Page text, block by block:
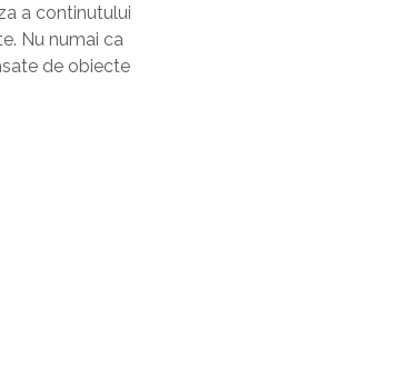
a continutului
Nu numai ca
de obiecte